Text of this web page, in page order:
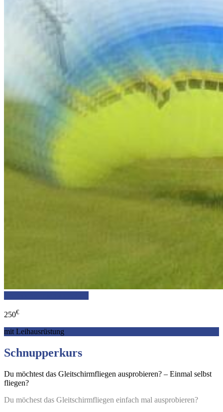
250€
mit Leihausrüstung
Schnupperkurs
Du möchtest das Gleitschirmfliegen ausprobieren? – Einmal selbst
fliegen?
Du möchest das Gleitschirmfliegen einfach mal ausprobieren?